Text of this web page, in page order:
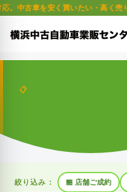
いたい・高く売りたい方はご
📋
絞り込み： 🏪 店舗ご成約